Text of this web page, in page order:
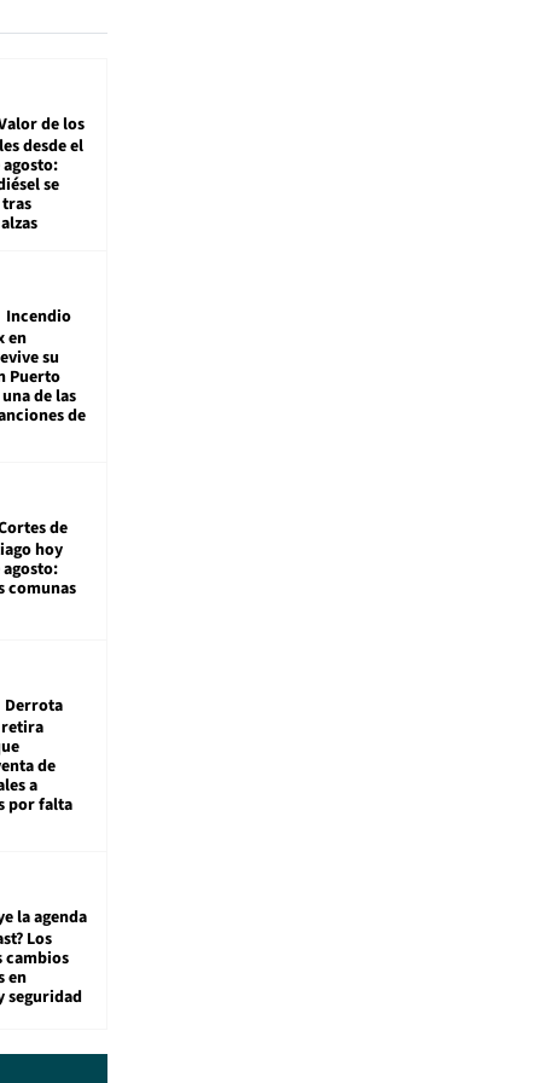
de los
desde el
agosto:
se
Incendio
en
su
Puerto
de las
de
de
hoy
agosto:
comunas
Derrota
de
a
por falta
la agenda
Los
cambios
en
seguridad